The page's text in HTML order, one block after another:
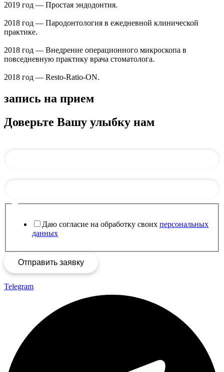
2019 год — Простая эндодонтия.
2018 год — Пародонтология в ежедневной клинической
практике.
2018 год — Внедрение операционного микроскопа в
повседневную практику врача стоматолога.
2018 год — Resto-Ratio-ON.
запись на прием
Доверьте Вашу улыбку нам
Даю согласие на обработку своих персональных
данных
Отправить заявку
Telegram